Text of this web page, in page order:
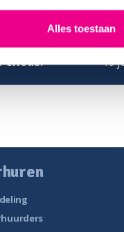
Alles toestaan
Van
/ Provincie:
19